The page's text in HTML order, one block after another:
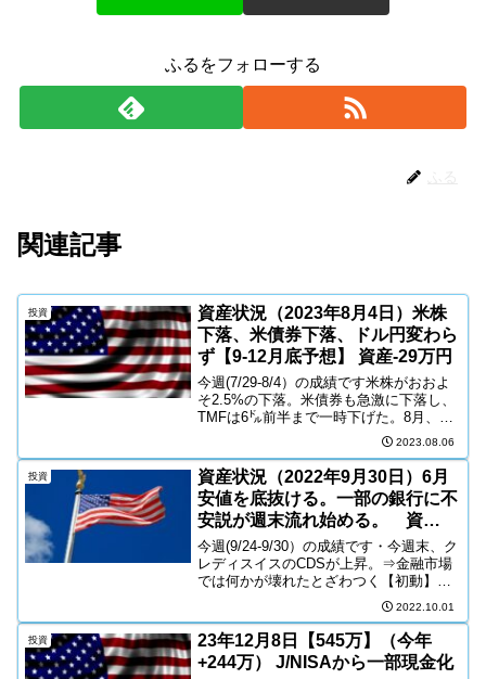
ふるをフォローする
関連記事
投資
資産状況（2023年8月4日）米株
下落、米債券下落、ドル円変わら
ず【9-12月底予想】 資産-29万円
今週(7/29-8/4）の成績です米株がおおよ
そ2.5%の下落。米債券も急激に下落し、
TMFは6㌦前半まで一時下げた。8月、9
月は米株弱い時期のため、もう少し調整
があるか。今週の売買8/3TECL買い ６
株（各3株ｘ2）＠52.5㌦ JNI...
2023.08.06
投資
資産状況（2022年9月30日）6月
安値を底抜ける。一部の銀行に不
安説が週末流れ始める。 資
産-17万円
今週(9/24-9/30）の成績です・今週末、ク
レディスイスのCDSが上昇。⇒金融市場
では何かが壊れたとざわつく【初動】・
住宅価格は、前月比下落。住宅ローン金
利６％台で買いにくい【ようやく下
落】・ジェレミーシーゲル教授は、FRB
の引き締めを...
2022.10.01
投資
23年12月8日【545万】（今年
+244万） J/NISAから一部現金化